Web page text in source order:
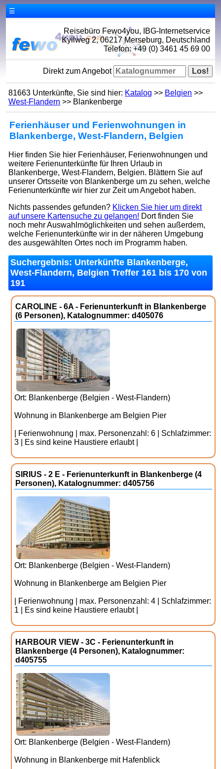
☰
Reisebüro Fewo4you, IBG-Internetservice
Kyllweg 2, 06217 Merseburg, Deutschland
Telefon: +49 (0) 3461 45 69 00
Direkt zum Angebot
81663 Unterkünfte, Sie sind hier: Katalog >> Belgien >>
West-Flandern >> Blankenberge
Ferienhäuser und Ferienwohnungen in
Blankenberge, West-Flandern, Belgien
Hier finden Sie hier Ferienhäuser, Ferienwohnungen und
weitere Ferienunterkünfte für Ihren Urlaub in
Blankenberge, West-Flandern, Belgien. Blättern Sie auf
unserer Ortsseite von Blankenberge um zu sehen, welche
Ferienunterkünfte wir hier zur Zeit um Angebot haben.
Nichts passendes gefunden? Klicken Sie hier um direkt
auf unsere Kartensuche zu gelangen! Dort finden Sie
noch mehr Auswahlmöglichkeiten und sehen außerdem,
welche Ferienunterkünfte wir in der näheren Umgebung
des ausgewählten Ortes noch im Programm haben.
Suchergebnis: Unterkünfte Blankenberge,
West-Flandern, Belgien Treffer 161 bis 170 von
191
CAROLINE - 6A - Ferienunterkunft in Blankenberge
(6 Personen), Katalognummer: d405076
Ort: Blankenberge (Belgien - West-Flandern)
Wohnung in Blankenberge am Belgien Pier
| Ferienwohnung | max. Personenzahl: 6 | Schlafzimmer:
3 | Es sind keine Haustiere erlaubt |
SIRIUS - 2 E - Ferienunterkunft in Blankenberge (4
Personen), Katalognummer: d405756
Ort: Blankenberge (Belgien - West-Flandern)
Wohnung in Blankenberge am Belgien Pier
| Ferienwohnung | max. Personenzahl: 4 | Schlafzimmer:
1 | Es sind keine Haustiere erlaubt |
HARBOUR VIEW - 3C - Ferienunterkunft in
Blankenberge (4 Personen), Katalognummer:
d405755
Ort: Blankenberge (Belgien - West-Flandern)
Wohnung in Blankenberge mit Hafenblick